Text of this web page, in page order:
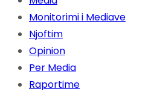
Monitorimi i Mediave
Njoftim
Opinion
Per Media
Raportime